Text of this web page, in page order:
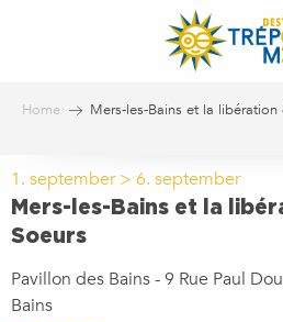
Home Mers-les-Bains et la libération
1. september > 6. september
Mers-les-Bains et la
Soeurs
Pavillon des Bains - 9 Rue Paul
Bains